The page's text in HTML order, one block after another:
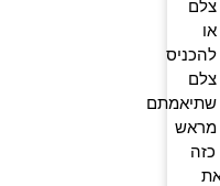
צלם
או
להכניס
צלם
שתיאמתם
מראש
כזה